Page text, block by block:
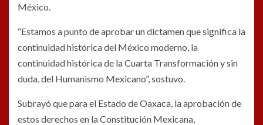
México.
“Estamos a punto de aprobar un dictamen que significa la
continuidad histórica del México moderno, la
continuidad histórica de la Cuarta Transformación y sin
duda, del Humanismo Mexicano”, sostuvo.
Subrayó que para el Estado de Oaxaca, la aprobación de
estos derechos en la Constitución Mexicana,